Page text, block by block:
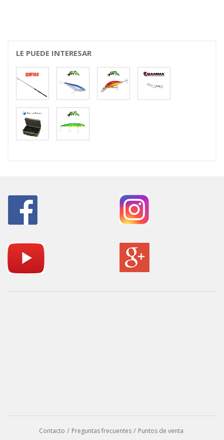
LE PUEDE INTERESAR
Contacto Preguntas frecuentes Puntos de venta